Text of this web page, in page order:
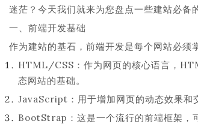
迷茫？今天我们就来为您盘点一些建站必备
一、前端开发基础
作为建站的基石，前端开发是每个网站必须
HTML/CSS：作为网页的核心语言，
态网站的基础。
JavaScript：用于增加网页的动态效果和
BootStrap：这是一个流行的前端框架，